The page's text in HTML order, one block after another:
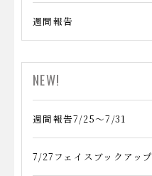
週間報告
NEW!
週間報告7/25～7/31
7/27フェイスブックアップ